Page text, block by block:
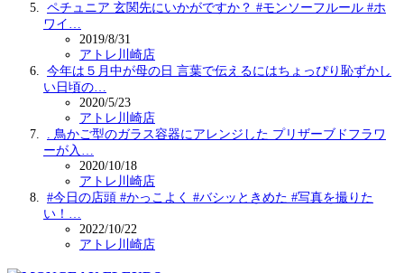
ペチュニア 玄関先にいかがですか？ #モンソーフルール #ホ
ワイ…
2019/8/31
アトレ川崎店
今年は５月中が母の日 言葉で伝えるにはちょっぴり恥ずかし
い日頃の…
2020/5/23
アトレ川崎店
. 鳥かご型のガラス容器にアレンジした プリザーブドフラワ
ーが入…
2020/10/18
アトレ川崎店
#今日の店頭 #かっこよく #バシッときめた #写真を撮りた
い！…
2022/10/22
アトレ川崎店